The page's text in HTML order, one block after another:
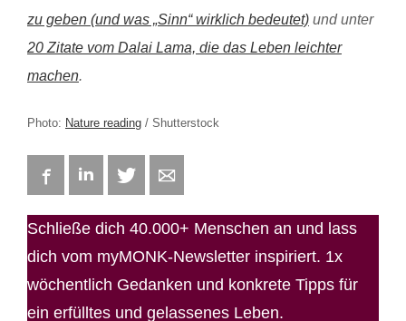
zu geben (und was „Sinn“ wirklich bedeutet) und unter
20 Zitate vom Dalai Lama, die das Leben leichter
machen.
Photo: Nature reading / Shutterstock
FacebookLinkedIn Twitter
Schließe dich 40.000+ Menschen an und lass
dich vom myMONK-Newsletter inspiriert. 1x
wöchentlich Gedanken und konkrete Tipps für
ein erfülltes und gelassenes Leben.